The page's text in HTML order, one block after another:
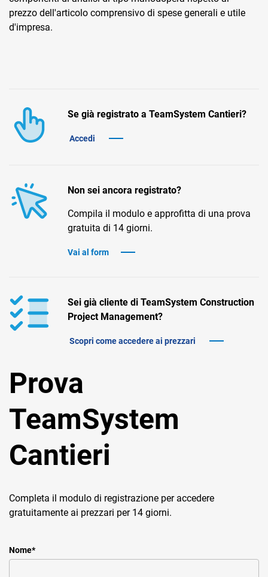
Email Marketing
Trust Services
TeamSystem Corporate
prezzo dell'articolo comprensivo di spese generali e utile
d'impresa.
Se già registrato a TeamSystem Cantieri?
Accedi
Non sei ancora registrato?
Compila il modulo e approfitta di una prova
gratuita di 14 giorni.
Vai al form
Sei già cliente di TeamSystem Construction
Project Management?
Scopri come accedere ai prezzari
Prova
TeamSystem
Cantieri
Completa il modulo di registrazione per accedere
gratuitamente ai prezzari per 14 giorni.
Nome*